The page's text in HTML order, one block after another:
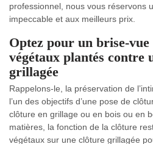
professionnel, nous vous réservons
impeccable et aux meilleurs prix.
Optez pour un brise-vue
végétaux plantés contre
grillagée
Rappelons-le, la préservation de
l’un des objectifs d’une pose de
clôture en grillage ou en bois ou en
matières, la fonction de la clôture
végétaux sur une clôture grillagée